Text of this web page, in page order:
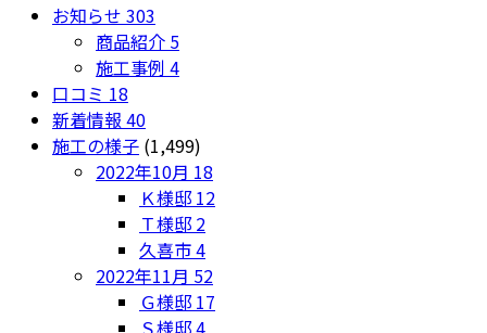
お知らせ 303
商品紹介 5
施工事例 4
口コミ 18
新着情報 40
施工の様子 (1,499)
2022年10月 18
Ｋ様邸 12
Ｔ様邸 2
久喜市4
2022年11月 52
Ｇ様邸 17
Ｓ様邸4